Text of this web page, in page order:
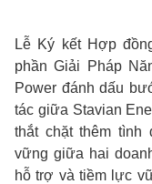
Lễ Ký kết Hợp
phần Giải Pháp
Power đánh dấu
tác giữa Stavian
thắt chặt thêm tình
vững giữa hai
hỗ trợ và tiềm lực